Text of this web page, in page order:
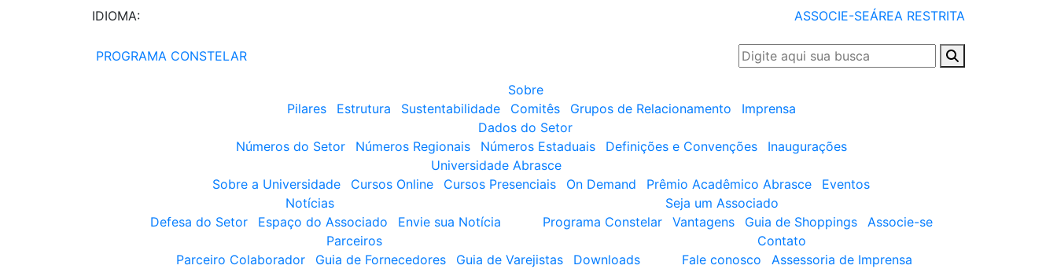
IDIOMA: ASSOCIE-SEÁREA RESTRITA
PROGRAMA CONSTELAR
Sobre
Pilares
Estrutura Sustentabilidade Comitês Grupos de Relacionamento
Imprensa
Dados do Setor
Números do Setor
Números Regionais Números Estaduais Definições e Convenções
Inaugurações
Universidade Abrasce
Sobre a Universidade
Cursos Online Cursos Presenciais On Demand Prêmio Acadêmico Abrasce
Eventos
Notícias
Defesa do Setor
Espaço do Associado Envie sua Notícia
Seja um Associado
Programa Constelar
Vantagens Guia de Shoppings
Associe-se
Parceiros
Parceiro Colaborador
Guia de Fornecedores Guia de Varejistas Downloads
Contato
Fale conosco
Assessoria de Imprensa